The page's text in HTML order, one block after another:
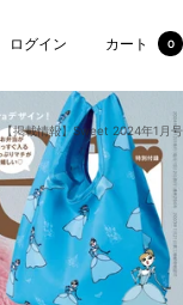
ログイン カート 0
【掲載情報】Sweet 2024年1月号